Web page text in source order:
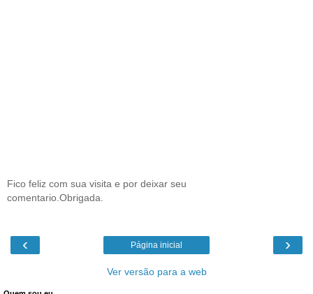
Fico feliz com sua visita e por deixar seu
comentario.Obrigada.
‹ ›
Página inicial
Ver versão para a web